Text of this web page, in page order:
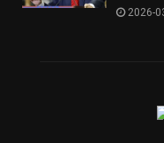
2026-